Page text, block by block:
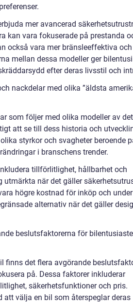
mer avancerad
kan vara fokuserade på prestanda
också vara mer bränsleeffektiva och
mellan dessa modeller ger
efter deras livsstil och
nackdelar med olika ”äldsta
som följer med olika modeller av
att se till dess historia och
styrkor och svagheter beroende
i branschens trender.
tillförlitlighet, hållbarhet och
utmärkta när det gäller
högre kostnad för inköp och
alternativ när det gäller
beslutsfaktorerna för
finns det flera avgörande
på. Dessa faktorer inkluderar
säkerhetsfunktioner och pris.
att välja en bil som återspeglar deras